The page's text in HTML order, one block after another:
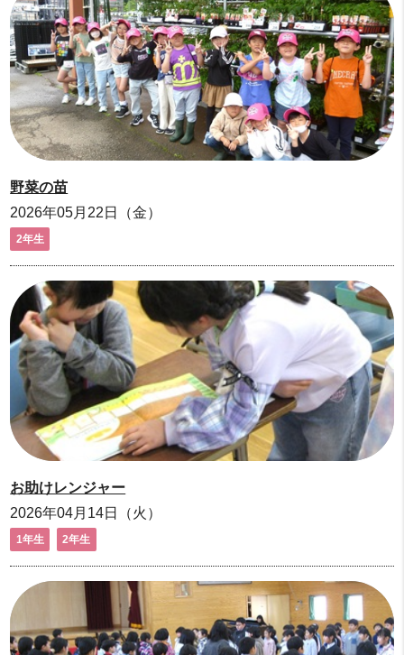
野菜の苗
2026年05月22日（金）
2年生
お助けレンジャー
2026年04月14日（火）
1年生 2年生